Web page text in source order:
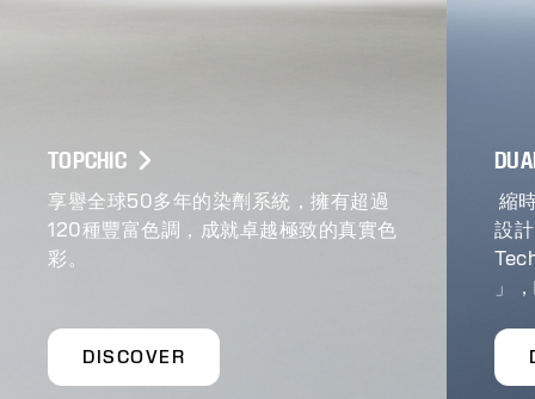
TOPCHIC
享譽全球50多年的染劑系統，擁有超過
120種豐富色調，成就卓越極致的真實色
彩。
DISCOVER
縮
設
」